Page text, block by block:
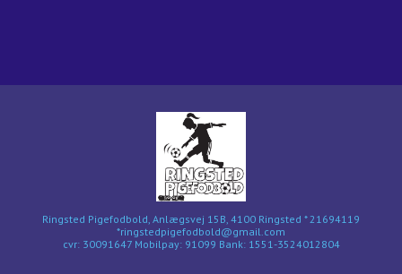
Ringsted Pigefodbold, Anlægsvej 15B, 4100 Ringsted * 21694119
*ringstedpigefodbold@gmail.com
cvr: 30091647 Mobilpay: 91099 Bank: 1551-3524012804